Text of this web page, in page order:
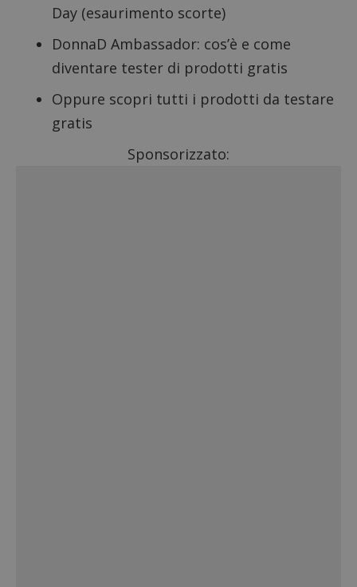
Day (esaurimento scorte)
DonnaD Ambassador: cos’è e come
diventare tester di prodotti gratis
Oppure scopri tutti i prodotti da testare
gratis
Sponsorizzato: